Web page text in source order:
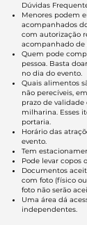
Dúvidas
Menores podem
acompanhados
com autorização
acompanhado de
Quem pode
pessoa. Basta
no dia do evento.
Quais alimentos
não perecíveis,
prazo de validade
milharina. Esses
portaria.
Horário das
evento.
Tem
Pode levar copos
Documentos
com foto (físico
foto não serão
Uma área dá
independentes.